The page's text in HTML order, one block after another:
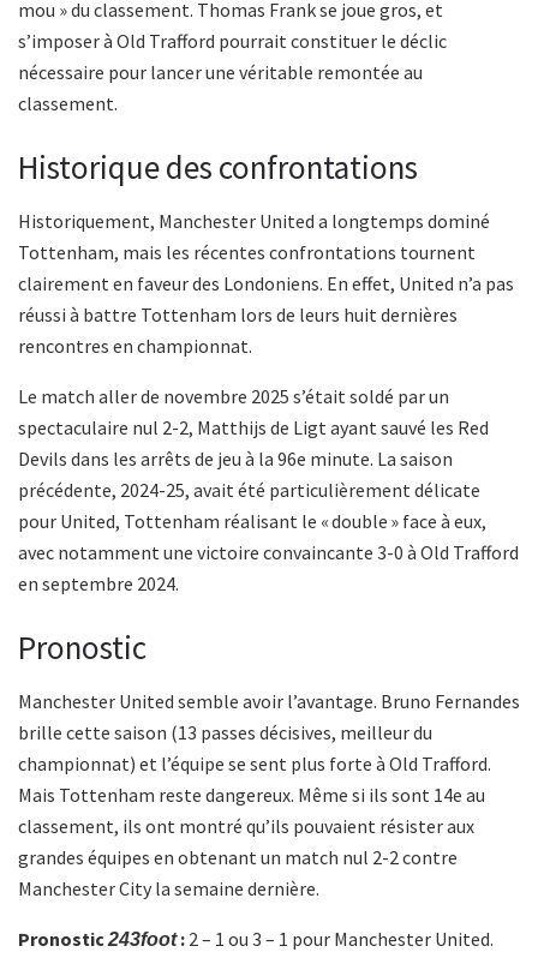
mou » du classement. Thomas Frank se joue gros, et
s’imposer à Old Trafford pourrait constituer le déclic
nécessaire pour lancer une véritable remontée au
classement.
Historique des confrontations
Historiquement, Manchester United a longtemps dominé
Tottenham, mais les récentes confrontations tournent
clairement en faveur des Londoniens. En effet, United n’a pas
réussi à battre Tottenham lors de leurs huit dernières
rencontres en championnat.
Le match aller de novembre 2025 s’était soldé par un
spectaculaire nul 2-2, Matthijs de Ligt ayant sauvé les Red
Devils dans les arrêts de jeu à la 96e minute. La saison
précédente, 2024-25, avait été particulièrement délicate
pour United, Tottenham réalisant le « double » face à eux,
avec notamment une victoire convaincante 3-0 à Old Trafford
en septembre 2024.
Pronostic
Manchester United semble avoir l’avantage. Bruno Fernandes
brille cette saison (13 passes décisives, meilleur du
championnat) et l’équipe se sent plus forte à Old Trafford.
Mais Tottenham reste dangereux. Même si ils sont 14e au
classement, ils ont montré qu’ils pouvaient résister aux
grandes équipes en obtenant un match nul 2-2 contre
Manchester City la semaine dernière.
Pronostic243foot: 2 – 1 ou 3 – 1 pour Manchester United.